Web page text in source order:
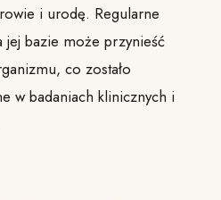
i urodę. Regularne
jej bazie może przynieść
co zostało
w badaniach klinicznych i